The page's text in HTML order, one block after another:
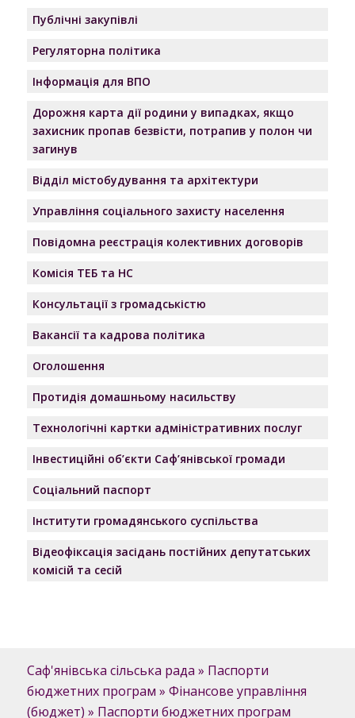
Публічні закупівлі
Регуляторна політика
Інформація для ВПО
Дорожня карта дії родини у випадках, якщо
захисник пропав безвісти, потрапив у полон чи
загинув
Відділ містобудування та архітектури
Управління соціального захисту населення
Повідомна реєстрація колективних договорів
Комісія ТЕБ та НС
Консультації з громадськістю
Вакансії та кадрова політика
Оголошення
Протидія домашньому насильству
Технологічні картки адміністративних послуг
Інвестиційні об’єкти Саф’янівської громади
Соціальний паспорт
Інститути громадянського суспільства
Відеофіксація засідань постійних депутатських
комісій та сесій
Саф'янівська сільська рада » Паспорти
бюджетних програм » Фінансове управління
(бюджет) » Паспорти бюджетних програм